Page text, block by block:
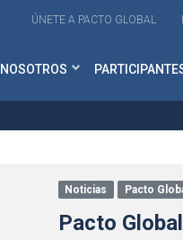
ÚNETE A PACTO GLOBAL
NOSOTROS
Noticias Pacto
Pacto